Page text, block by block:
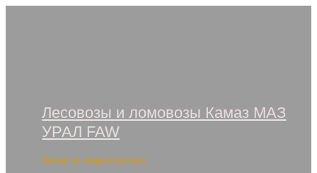
Лесовозы и ломовозы Камаз МАЗ
УРАЛ FAW
Лизинг со скидкой дилера